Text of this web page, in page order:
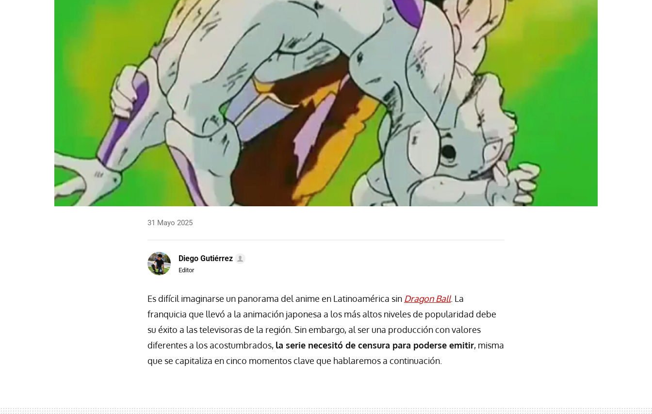
31 Mayo 2025
Diego Gutiérrez
Editor
Es difícil imaginarse un panorama del anime en Latinoamérica sin Dragon Ball. La
franquicia que llevó a la animación japonesa a los más altos niveles de popularidad debe
su éxito a las televisoras de la región. Sin embargo, al ser una producción con valores
diferentes a los acostumbrados, la serie necesitó de censura para poderse emitir, misma
que se capitaliza en cinco momentos clave que hablaremos a continuación.